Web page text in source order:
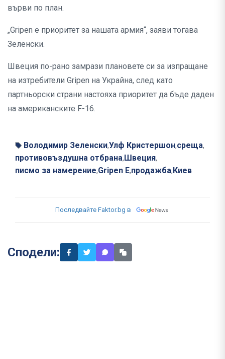
върви по план.
„Gripen е приоритет за нашата армия“, заяви тогава
Зеленски.
Швеция по-рано замрази плановете си за изпращане
на изтребители Gripen на Украйна, след като
партньорски страни настояха приоритет да бъде даден
на американските F-16.
Володимир Зеленски,Улф Кристершон,среща,
противовъздушна отбрана, Швеция,
писмо за намерение,Gripen E,продажба, Киев
Последвайте Faktor.bg в
Сподели: